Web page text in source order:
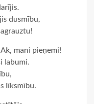
dusmību,
mani pieņemi!
labumi.
līksmību.